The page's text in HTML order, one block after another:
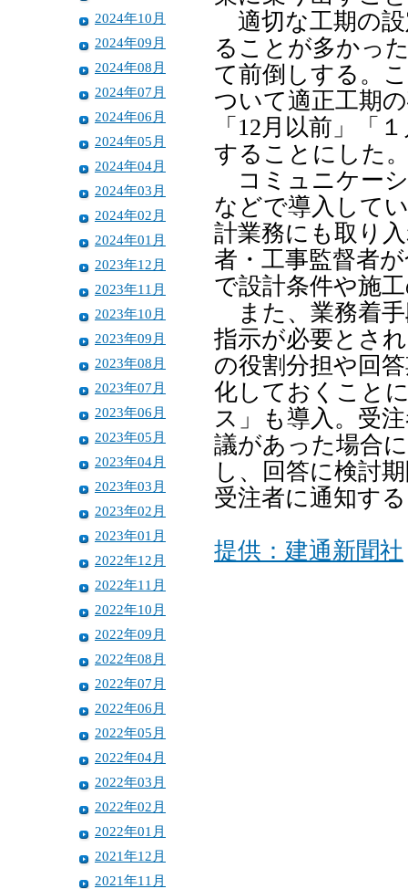
2024年10月
2024年09月
2024年08月
2024年07月
2024年06月
2024年05月
2024年04月
2024年03月
2024年02月
2024年01月
2023年12月
2023年11月
2023年10月
2023年09月
2023年08月
2023年07月
2023年06月
2023年05月
2023年04月
2023年03月
2023年02月
2023年01月
2022年12月
2022年11月
2022年10月
2022年09月
2022年08月
2022年07月
2022年06月
2022年05月
2022年04月
2022年03月
2022年02月
2022年01月
2021年12月
2021年11月
適切な工期の設
ることが多かっ
て前倒しする。
ついて適正工期
「12月以前」「
することにした
コミュニケー
などで導入して
計業務にも取り
者・工事監督者
で設計条件や施
また、業務着手
指示が必要とさ
の役割分担や回
化しておくこと
ス」も導入。受
議があった場合
し、回答に検討
受注者に通知す
提供：建通新聞社